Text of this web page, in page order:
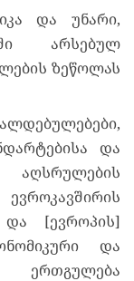
და უნარი,
არსებულ
ზეწოლას
და
და [ევროპის]
და
ერთგულება